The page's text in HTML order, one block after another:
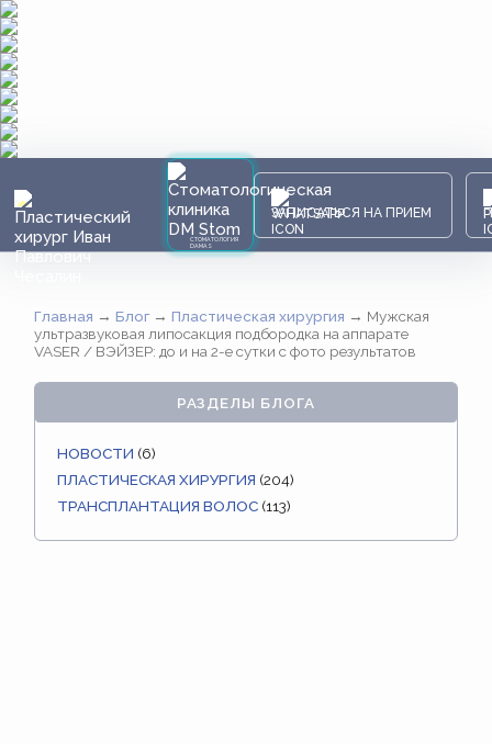
СТОМАТОЛОГИЯ
DAMAS
ЗАПИСАТЬСЯ НА ПРИЕМ
Главная →Блог →Пластическая хирургия → Мужская
ультразвуковая липосакция подбородка на аппарате
VASER / ВЭЙЗЕР: до и на 2-е сутки с фото результатов
РАЗДЕЛЫ БЛОГА
НОВОСТИ (6)
ПЛАСТИЧЕСКАЯ ХИРУРГИЯ (204)
ТРАНСПЛАНТАЦИЯ ВОЛОС (113)